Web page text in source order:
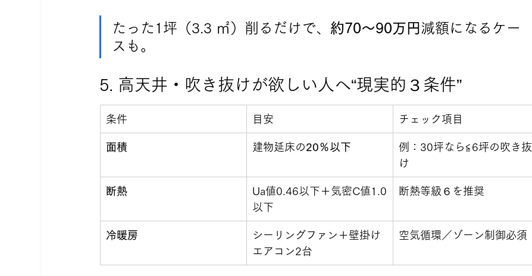
たった1坪（3.3 ㎡）削るだけで、 約70〜90万円 減額になるケー
スも。
5. 高天井・吹き抜けが欲しい人へ“現実的３条件”
条件 目安 チェック項目
面積 建物延床の20％以下
例：30坪なら≦6坪の吹き抜
け
断熱
Ua値0.46以下＋気密C値1.0
以下
断熱等級６を推奨
冷暖房
シーリングファン＋壁掛け
エアコン2台
空気循環／ゾーン制御必須